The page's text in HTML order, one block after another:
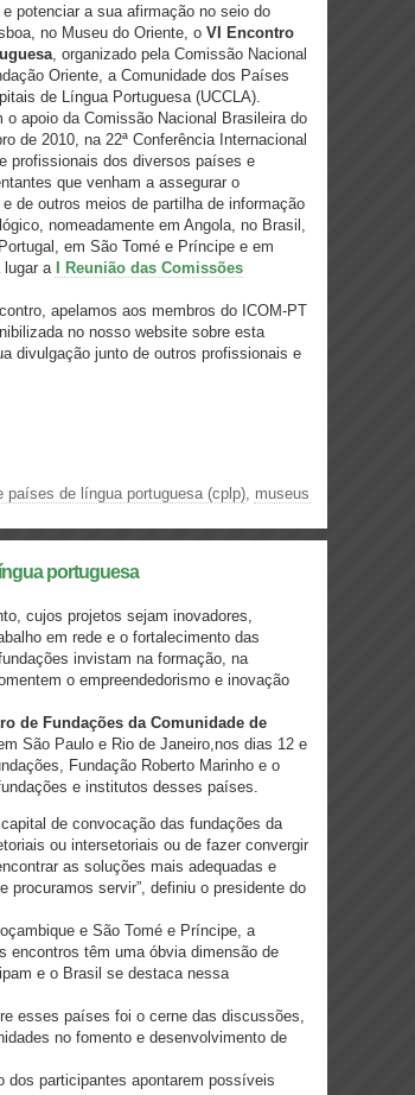
potenciar a sua afirmação no seio do
no Museu do Oriente, o VI Encontro
, organizado pela Comissão Nacional
Oriente, a Comunidade dos Países
de Língua Portuguesa (UCCLA).
apoio da Comissão Nacional Brasileira do
de 2010, na 22ª Conferência Internacional
profissionais dos diversos países e
que venham a assegurar o
de outros meios de partilha de informação
nomeadamente em Angola, no Brasil,
em São Tomé e Príncipe e em
lugar a
I Reunião das Comissões
apelamos aos membros do ICOM-PT
no nosso website sobre esta
divulgação junto de outros profissionais e
países de língua portuguesa (cplp), museus
portuguesa
cujos projetos sejam inovadores,
em rede e o fortalecimento das
invistam na formação, na
o empreendedorismo e inovação
de Fundações da Comunidade de
São Paulo e Rio de Janeiro,nos dias 12 e
Fundação Roberto Marinho e o
e institutos desses países.
de convocação das fundações da
ou intersetoriais ou de fazer convergir
as soluções mais adequadas e
servir”, definiu o presidente do
e São Tomé e Príncipe, a
encontros têm uma óbvia dimensão de
e o Brasil se destaca nessa
esses países foi o cerne das discussões,
no fomento e desenvolvimento de
dos participantes apontarem possíveis